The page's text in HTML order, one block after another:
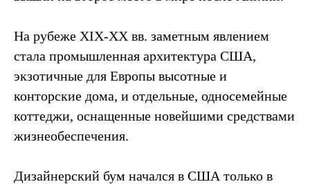
На рубеже ХIХ-ХХ вв. заметным явлением
стала промышленная архитектура США,
экзотичные для Европы высотные и
конторские дома, и отдельные, односемейные
коттеджи, оснащенные новейшими средствами
жизнеобеспечения.
Дизайнерский бум начался в США только в